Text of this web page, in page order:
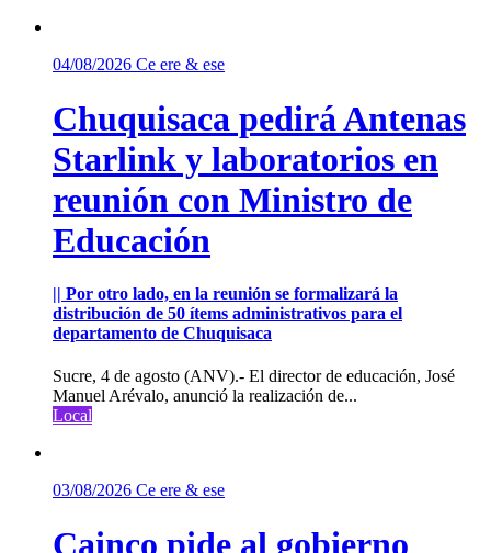
04/08/2026 Ce ere & ese
Chuquisaca pedirá Antenas
Starlink y laboratorios en
reunión con Ministro de
Educación
|| Por otro lado, en la reunión se formalizará la
distribución de 50 ítems administrativos para el
departamento de Chuquisaca
Sucre, 4 de agosto (ANV).- El director de educación, José
Manuel Arévalo, anunció la realización de...
Local
03/08/2026 Ce ere & ese
Cainco pide al gobierno